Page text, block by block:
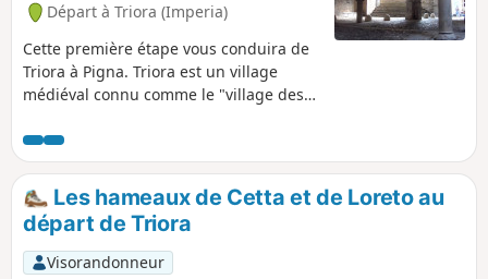
Départ à Triora (Imperia)
Cette première étape vous conduira de
Triora à Pigna. Triora est un village
médiéval connu comme le "village des
le village le plus important de la vallée
Argentina. Triora fait partie des plus
beaux villages d'Italie. Après avoir longé
la Nervia, vous arriverez à Pigna. Le
centre historique du village est
particulier pour ses ruelles disposées
Les hameaux de Cetta et de Loreto au
départ de Triora
Visorandonneur